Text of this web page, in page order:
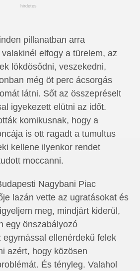
hirdetes
pillanatban arra
elfogy a türelem, az
lökdösődni, veszekedni,
még öt perc ácsorgás
látni. Sőt az összepréselt
igyekezett elütni az időt.
komikusnak, hogy a
is ott ragadt a tumultus
kellene ilyenkor rendet
moccanni.
Nagy­bani Piac
lazán vette az ugratásokat és
meg, mindjárt kiderül,
egy önszabályozó
egymással ellenérdekű felek
azért, hogy közösen
És tényleg. Valahol